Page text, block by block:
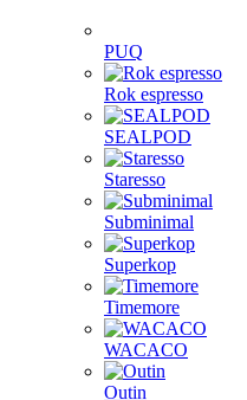
PUQ
Rok espresso
SEALPOD
Staresso
Subminimal
Superkop
Timemore
WACACO
Outin